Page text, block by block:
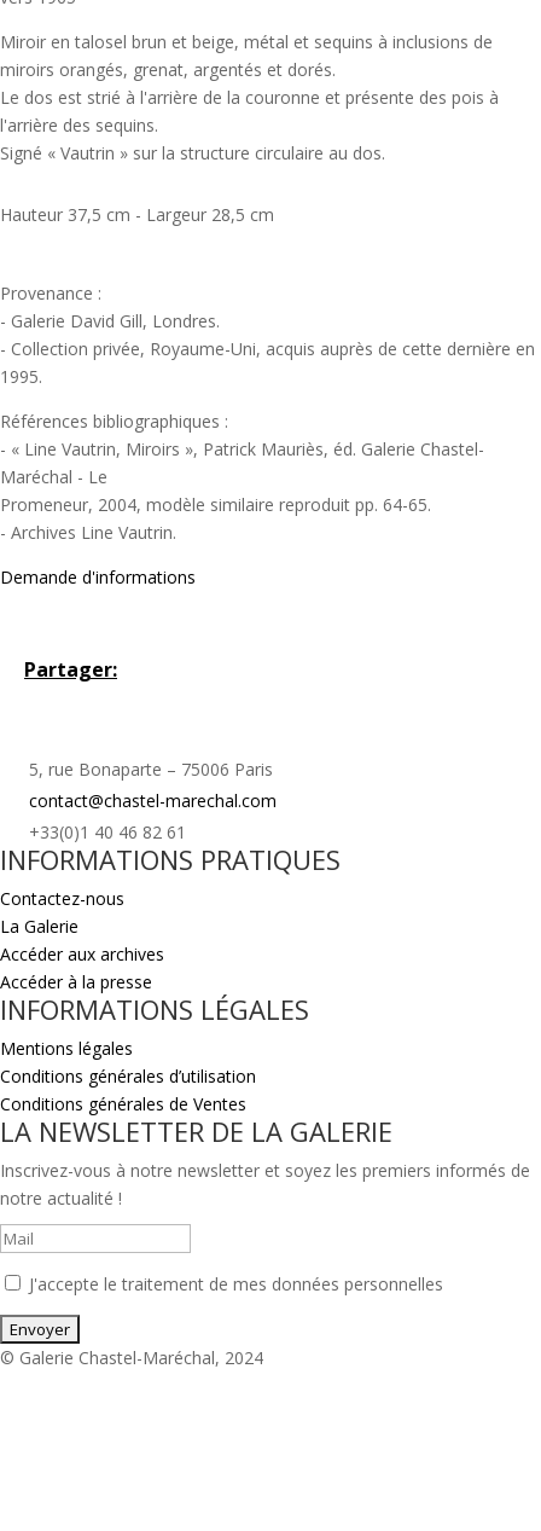
Miroir en talosel brun et beige, métal et sequins à inclusions de
miroirs orangés, grenat, argentés et dorés.
Le dos est strié à l'arrière de la couronne et présente des pois à
l'arrière des sequins.
Signé « Vautrin » sur la structure circulaire au dos.
Hauteur 37,5 cm - Largeur 28,5 cm
Provenance :
- Galerie David Gill, Londres.
- Collection privée, Royaume-Uni, acquis auprès de cette dernière en
1995.
Références bibliographiques :
- « Line Vautrin, Miroirs », Patrick Mauriès, éd. Galerie Chastel-
Maréchal - Le
Promeneur, 2004, modèle similaire reproduit pp. 64-65.
- Archives Line Vautrin.
Demande d'informations
Partager:
5, rue Bonaparte – 75006 Paris
contact@chastel-marechal.com
+33(0)1 40 46 82 61
INFORMATIONS PRATIQUES
Contactez-nous
La Galerie
Accéder aux archives
Accéder à la presse
INFORMATIONS LÉGALES
Mentions légales
Conditions générales d’utilisation
Conditions générales de Ventes
LA NEWSLETTER DE LA GALERIE
Inscrivez-vous à notre newsletter et soyez les premiers informés de
notre actualité !
J'accepte le traitement de mes données personnelles
© Galerie Chastel-Maréchal, 2024